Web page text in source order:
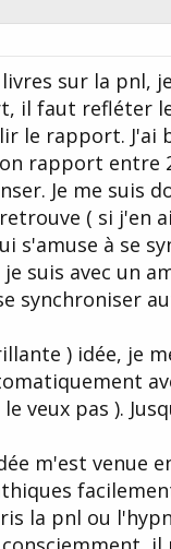
sur la pnl,
il faut refléter
le rapport. J'ai
rapport entre
Je me suis
( si j'en
s'amuse à se
suis avec un
synchroniser
) idée, je
veux pas ).
m'est venue
la pnl ou